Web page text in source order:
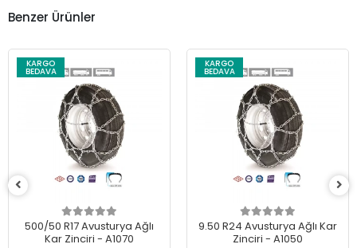
Benzer Ürünler
KARGO
BEDAVA
9.50 R24 Avusturya Ağlı Kar
Zinciri - A1050
KARGO
BEDAVA
325/80 R20 Avusturya Ağlı
Kar Zinciri - A1050